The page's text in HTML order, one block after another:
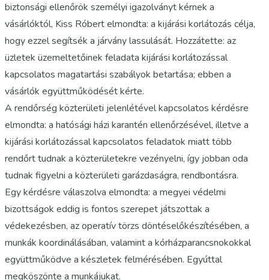
biztonsági ellenőrök személyi igazolványt kérnek a
vásárlóktól, Kiss Róbert elmondta: a kijárási korlátozás célja,
hogy ezzel segítsék a járvány lassulását. Hozzátette: az
üzletek üzemeltetőinek feladata kijárási korlátozással
kapcsolatos magatartási szabályok betartása; ebben a
vásárlók együttműködését kérte.
A rendőrség közterületi jelenlétével kapcsolatos kérdésre
elmondta: a hatósági házi karantén ellenőrzésével, illetve a
kijárási korlátozással kapcsolatos feladatok miatt több
rendőrt tudnak a közterületekre vezényelni, így jobban oda
tudnak figyelni a közterületi garázdaságra, rendbontásra.
Egy kérdésre válaszolva elmondta: a megyei védelmi
bizottságok eddig is fontos szerepet játszottak a
védekezésben, az operatív törzs döntéselőkészítésében, a
munkák koordinálásában, valamint a kórházparancsnokokkal
együttműködve a készletek felmérésében. Egyúttal
megköszönte a munkájukat.